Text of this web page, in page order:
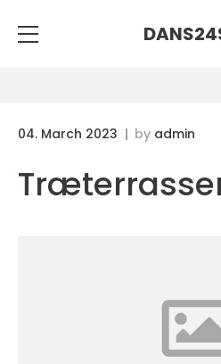
04. March 2023 by admin